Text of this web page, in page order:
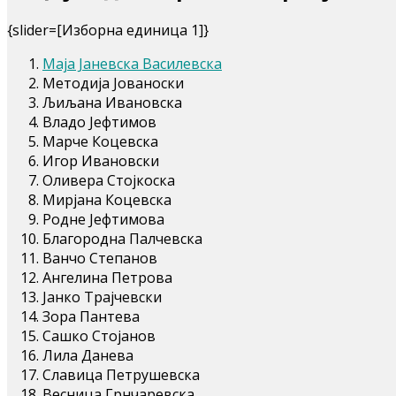
{slider=[Изборна единица 1]}
Маја Јаневска Василевска
Методија Јованоски
Љиљана Ивановска
Владо Јефтимов
Марче Коцевска
Игор Ивановски
Оливера Стојкоска
Мирјана Коцевска
Родне Јефтимова
Благородна Палчевска
Ванчо Степанов
Ангелина Петрова
Јанко Трајчевски
Зора Пантева
Сашко Стојанов
Лила Данева
Славица Петрушевска